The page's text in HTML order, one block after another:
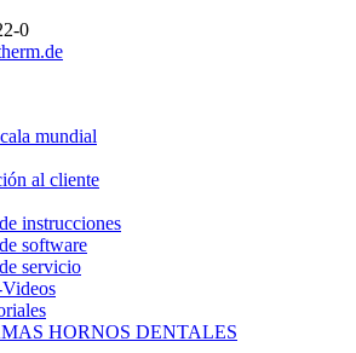
0
mundial
al cliente
instrucciones
software
servicio
HORNOS DENTALES